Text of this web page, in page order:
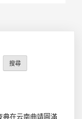
搜尋
典在云南曲靖圓滿